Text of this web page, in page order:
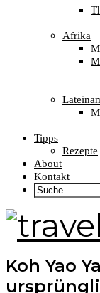
Afrika
Tipps
Rezepte
About
Kontakt
Koh Yao